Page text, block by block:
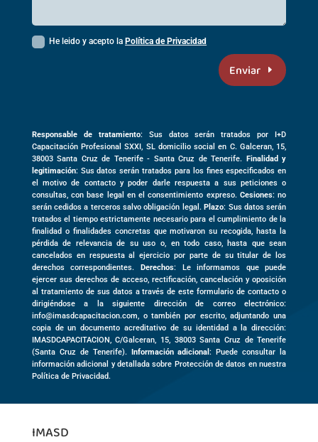
He leido y acepto laPolítica de Privacidad
Enviar
Responsable de tratamiento: Sus datos serán tratados por I+D
Capacitación Profesional SXXI, SL domicilio social en C. Galceran, 15,
38003Santa Cruz de Tenerife - Santa Cruz de Tenerife. Finalidad y
legitimación: Sus datos serán tratados para los fines especificados en
el motivo de contacto y poder darle respuesta a sus peticiones o
consultas, con base legal en el consentimiento expreso. Cesiones: no
serán cedidos a terceros salvo obligación legal.Plazo: Sus datos serán
tratados el tiempo estrictamente necesario para el cumplimiento de la
finalidad o finalidades concretas que motivaron su recogida, hasta la
pérdida de relevancia de su uso o, en todo caso, hasta que sean
cancelados en respuesta al ejercicio por parte de su titular de los
derechos correspondientes. Derechos: Le informamos que puede
ejercer sus derechos de acceso, rectificación, cancelación y oposición
al tratamiento de sus datos a través de este formulario de contacto o
dirigiéndose a la siguiente dirección de correo electrónico:
info@imasdcapacitacion.com, o también por escrito, adjuntando una
copia de un documento acreditativo de su identidad a la dirección:
IMASDCAPACITACION,C/Galceran, 15, 38003Santa Cruz de Tenerife
(Santa Cruz de Tenerife).Información adicional: Puede consultar la
información adicional y detallada sobre Protección de datos en nuestra
Política de Privacidad.
IMASD